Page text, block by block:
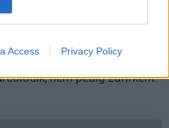
Access Privacy Policy
Pro, így aki rászánja a
annak már az igen
hozzá megfontolnia. Az
védőüveg pedig most
nem pedig zafírként.